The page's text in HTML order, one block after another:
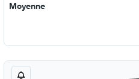
Moyenne